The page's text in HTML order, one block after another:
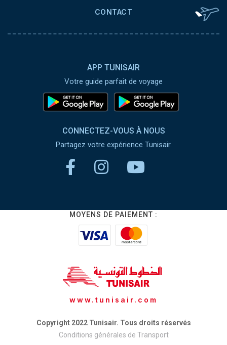
CONTACT
APP TUNISAIR
Votre guide parfait de voyage
CONNECTEZ-VOUS À NOUS
Partagez votre expérience Tunisair.
MOYENS DE PAIEMENT :
www.tunisair.com
Copyright 2022 Tunisair. Tous droits réservés
Conditions générales de Transport